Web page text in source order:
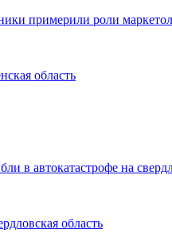
примерили роли
область
в автокатастрофе на
область